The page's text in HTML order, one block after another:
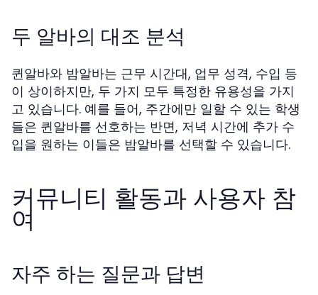
두 알바의 대조 분석
퀸알바와 밤알바는 근무 시간대, 업무 성격, 수입 등
이 상이하지만, 두 가지 모두 특정한 유용성을 가지
고 있습니다. 예를 들어, 주간에만 일할 수 있는 학생
들은 퀸알바를 선호하는 반면, 저녁 시간에 추가 수
입을 원하는 이들은 밤알바를 선택할 수 있습니다.
커뮤니티 활동과 사용자 참
여
자주 하는 질문과 답변